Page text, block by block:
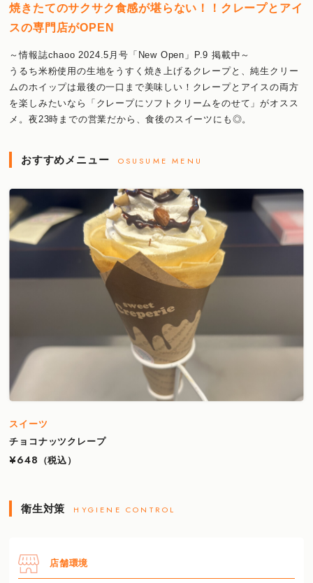
焼きたてのサクサク食感が堪らない！！クレープとアイ
スの専門店がOPEN
～情報誌chaoo 2024.5月号「New Open」P.9 掲載中～
うるち米粉使用の生地をうすく焼き上げるクレープと、純生クリー
ムのホイップは最後の一口まで美味しい！クレープとアイスの両方
を楽しみたいなら「クレープにソフトクリームをのせて」がオスス
メ。夜23時までの営業だから、食後のスイーツにも◎。
おすすめメニュー OSUSUME MENU
スイーツ
チョコナッツクレープ
¥648
（税込）
衛生対策 HYGIENE CONTROL
店舗環境